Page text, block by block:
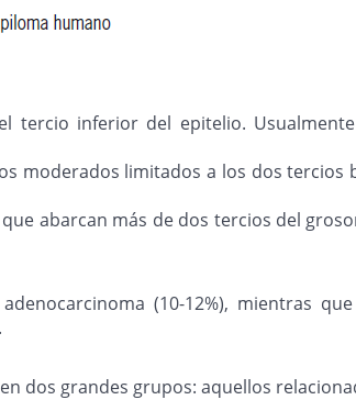
inferior del epitelio.
moderados limitados a los dos tercios
abarcan más de dos tercios del
(10-12%), mientras
dos grandes grupos: aquellos